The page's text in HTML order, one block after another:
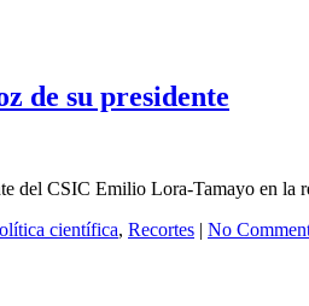
de su presidente
del CSIC Emilio Lora-Tamayo en
científica, Recortes | No